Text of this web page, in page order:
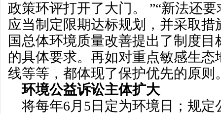
政策环评打开了大门。 ”“新法还
应当制定限期达标规划，并采取
国总体环境质量改善提出了制度
的具体要求。再如对重点敏感生
线等等，都体现了保护优先的原则
环境公益诉讼主体扩大
将每年6月5日定为环境日；规定